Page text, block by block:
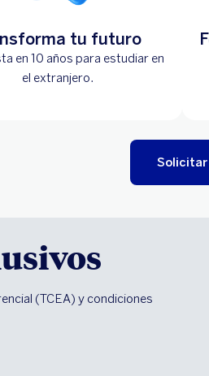
tu futuro
en 10 años para estudiar en
el extranjero.
Solicitar
(TCEA) y condiciones